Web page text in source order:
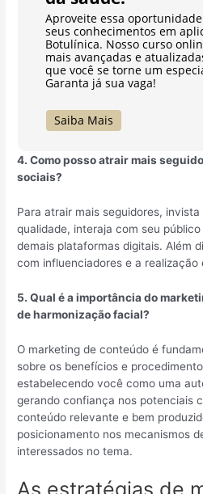
Aproveite essa
seus conhecimentos em
Botulínica. Nosso curso
mais avançadas e
que você se torne um
Garanta já sua vaga!
Saiba Mais
4. Como posso atrair mais
sociais?
Para atrair mais seguidores,
qualidade, interaja com seu
demais plataformas digitais. Além
com influenciadores e a realização
5. Qual é a importância do
de harmonização facial?
O marketing de conteúdo é
sobre os benefícios e
estabelecendo você como uma
gerando confiança nos potenciais
conteúdo relevante e bem
posicionamento nos mecanismos
interessados no tema.